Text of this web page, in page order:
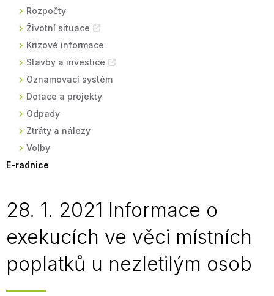
Rozpočty
Životní situace
Krizové informace
Stavby a investice
Oznamovací systém
Dotace a projekty
Odpady
Ztráty a nálezy
Volby
E-radnice
28. 1. 2021 Informace o
exekucích ve věci místních
poplatků u nezletilým osob